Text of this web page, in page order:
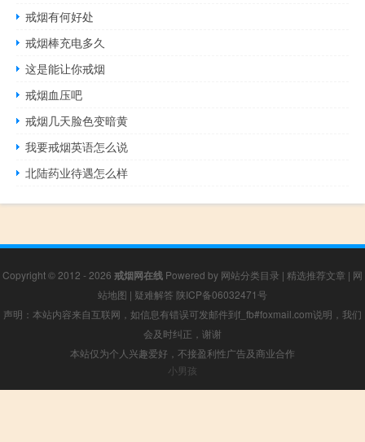
戒烟有何好处
戒烟棒充电多久
这是能让你戒烟
戒烟血压吧
戒烟几天脸色变暗黄
我要戒烟英语怎么说
北陆药业待遇怎么样
Copyright © 2012 - 2026 戒烟网在线 Powered by 网站分类目录 | 精选推荐文章 | 网
站地图 | 疑难解答 陕ICP备06032471号
声明：本站内容来自互联网，如信息有错误可发邮件到f_fb#foxmail.com说明，我们
会及时纠正，谢谢
本站仅为个人兴趣爱好，不接盈利性广告及商业合作
小男孩